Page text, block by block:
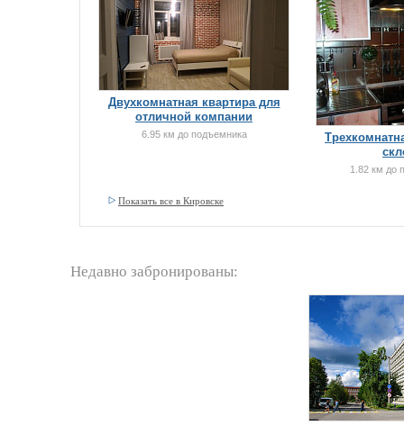
Двухкомнатная квартира для
отличной компании
6.95 км до подъемника
1.82 км до
Показать все в Кировске
Недавно забронированы: